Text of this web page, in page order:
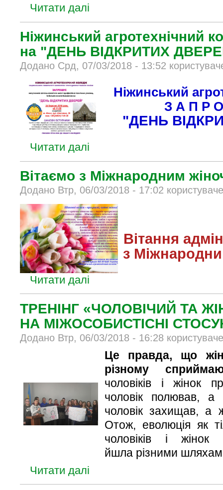
Читати далі
Ніжинський агротехнічний
на "ДЕНЬ ВІДКРИТИХ
Додано Срд, 07/03/2018 - 13:52
Ніжинський
З А П Р
"ДЕНЬ
Читати далі
Вітаємо з Міжнародним
Додано Втр, 06/03/2018 - 17:02
Вітання
з
Читати далі
ТРЕНІНГ «ЧОЛОВІЧИЙ ТА
НА МІЖОСОБИСТІСНІ
Додано Втр, 06/03/2018 - 16:28
Це правда, що
різному
чоловіків і жінок
чоловік полював, а
чоловік захищав, а
Отож, еволюція як
чоловіків і
йшла різними
Читати далі